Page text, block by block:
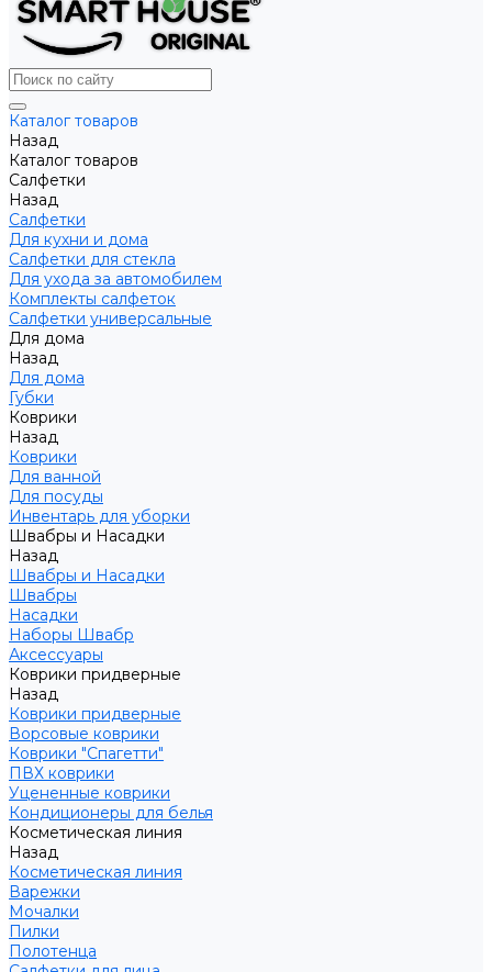
Каталог товаров
Назад
Каталог товаров
Салфетки
Назад
Салфетки
Для кухни и дома
Салфетки для стекла
Для ухода за автомобилем
Комплекты салфеток
Салфетки универсальные
Для дома
Назад
Для дома
Губки
Коврики
Назад
Коврики
Для ванной
Для посуды
Инвентарь для уборки
Швабры и Насадки
Назад
Швабры и Насадки
Швабры
Насадки
Наборы Швабр
Аксессуары
Коврики придверные
Назад
Коврики придверные
Ворсовые коврики
Коврики "Спагетти"
ПВХ коврики
Уцененные коврики
Кондиционеры для белья
Косметическая линия
Назад
Косметическая линия
Варежки
Мочалки
Пилки
Полотенца